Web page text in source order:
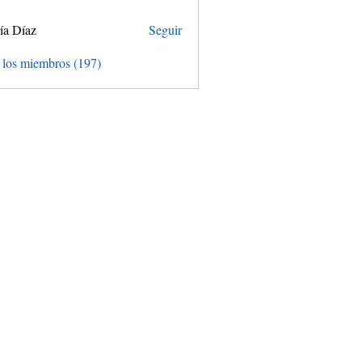
Díaz
Seguir
miembros (197)